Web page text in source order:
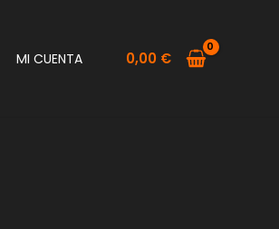
MI CUENTA 0,00 €